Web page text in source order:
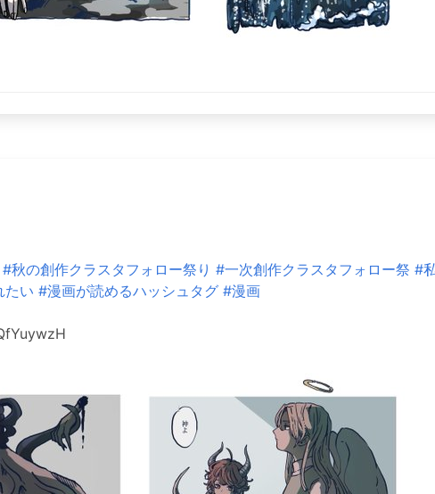
#秋の創作クラスタフォロー祭り #一次創作クラスタフォロー祭 #
たい #漫画が読めるハッシュタグ #漫画